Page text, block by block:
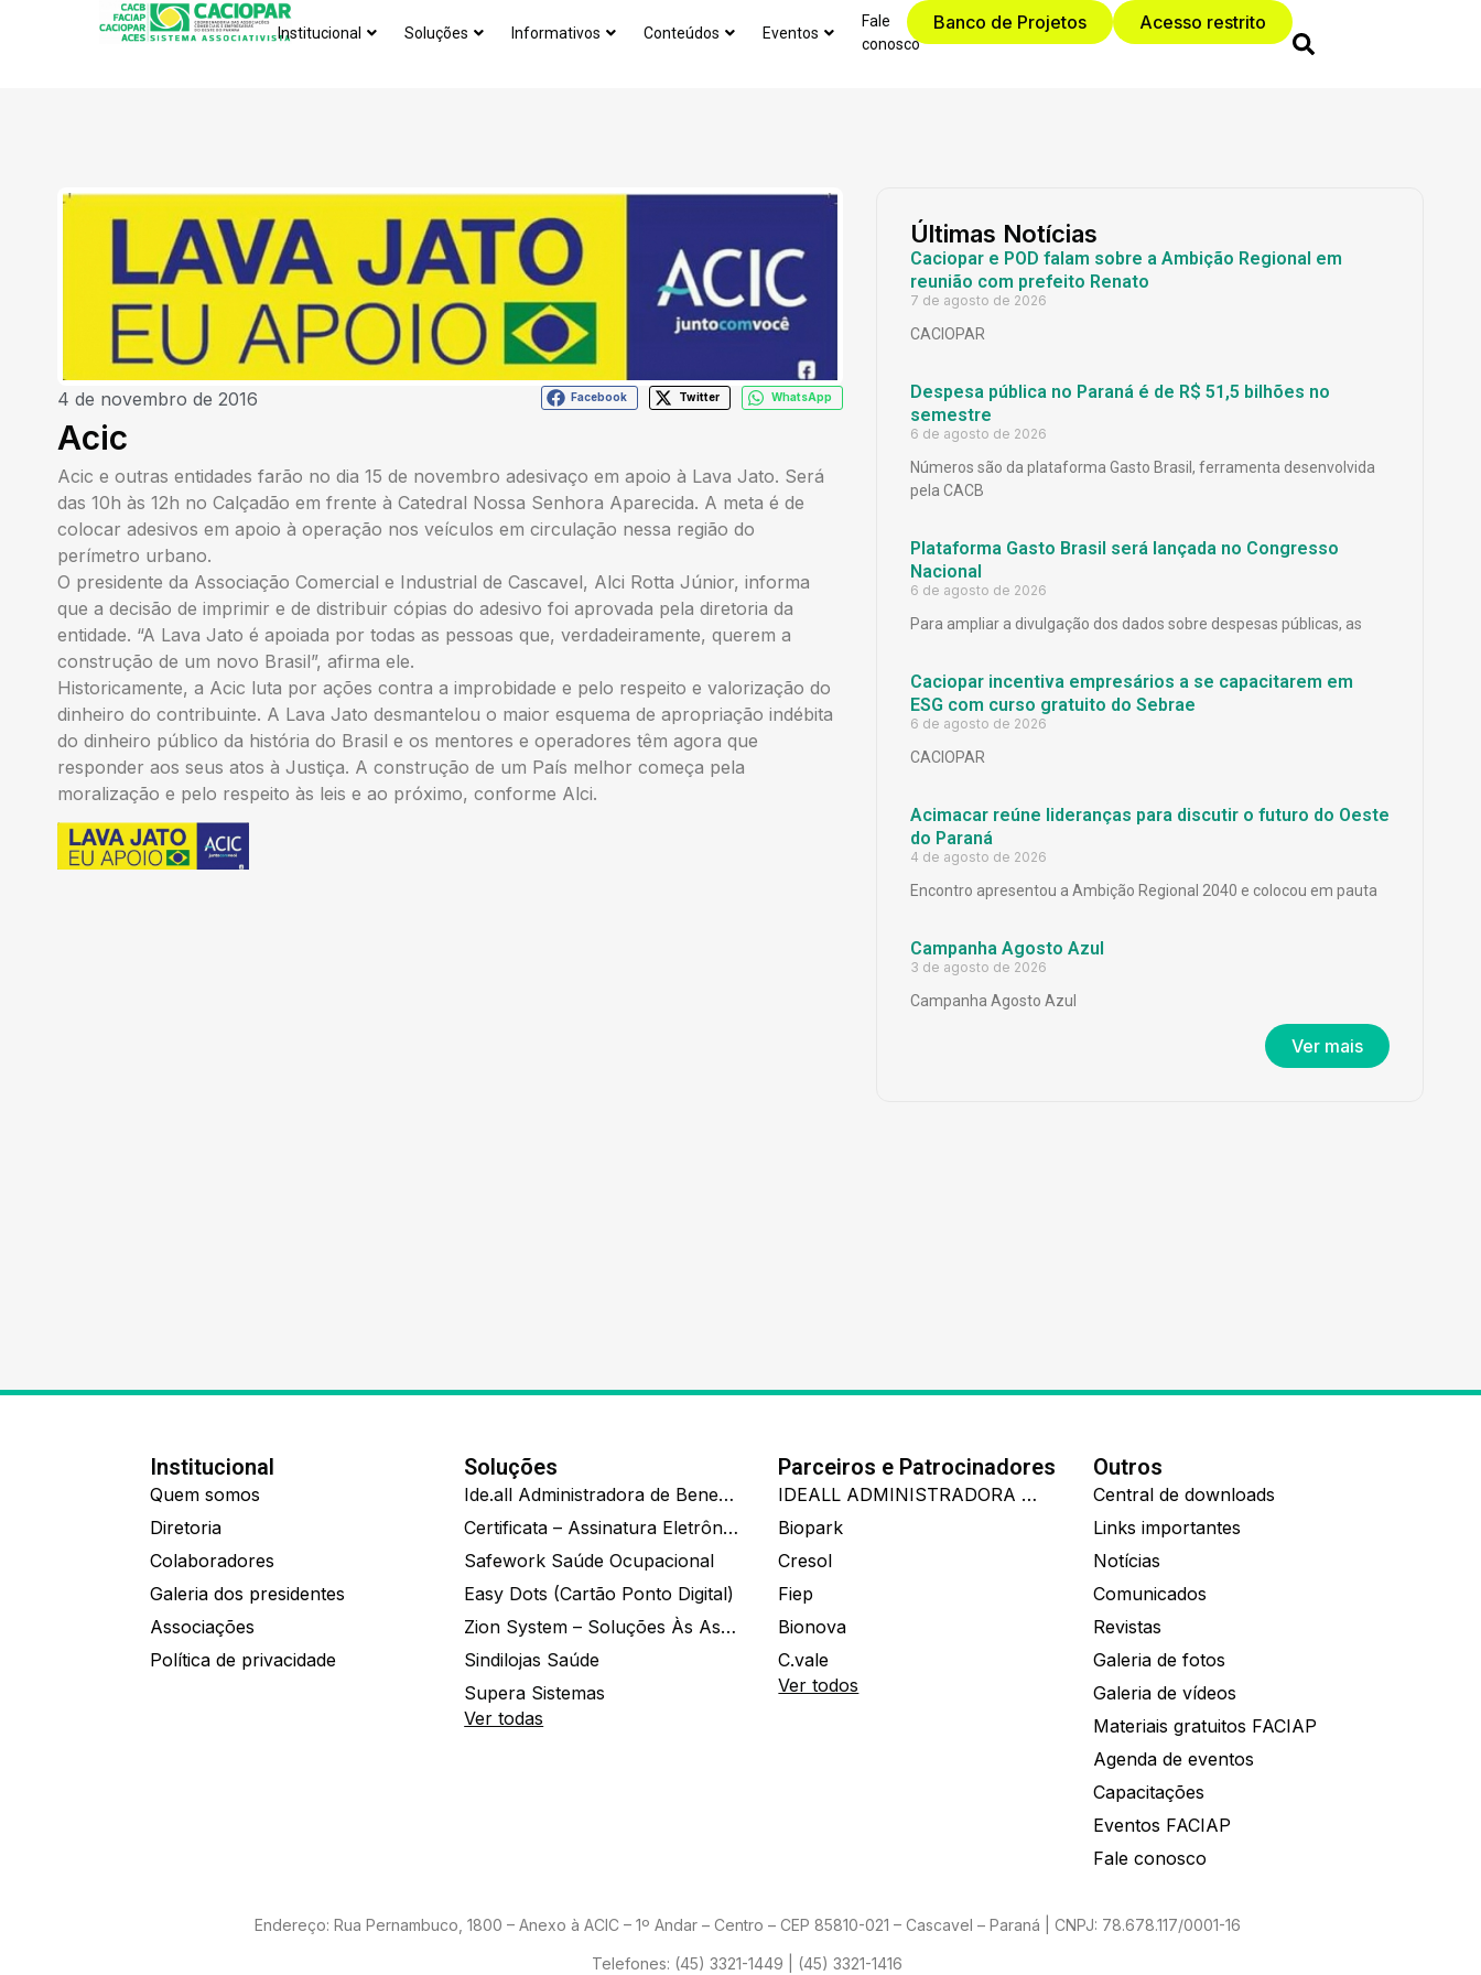
Institucional Soluções Informativos Conteúdos Eventos
Fale
conosco
Banco de Projetos Acesso restrito
4 de novembro de 2016 Facebook Twitter WhatsApp
Acic
Acic e outras entidades farão no dia 15 de novembro adesivaço em apoio à Lava Jato. Será
das 10h às 12h no Calçadão em frente à Catedral Nossa Senhora Aparecida. A meta é de
colocar adesivos em apoio à operação nos veículos em circulação nessa região do
perímetro urbano.
O presidente da Associação Comercial e Industrial de Cascavel, Alci Rotta Júnior, informa
que a decisão de imprimir e de distribuir cópias do adesivo foi aprovada pela diretoria da
entidade. “A Lava Jato é apoiada por todas as pessoas que, verdadeiramente, querem a
construção de um novo Brasil”, afirma ele.
Historicamente, a Acic luta por ações contra a improbidade e pelo respeito e valorização do
dinheiro do contribuinte. A Lava Jato desmantelou o maior esquema de apropriação indébita
do dinheiro público da história do Brasil e os mentores e operadores têm agora que
responder aos seus atos à Justiça. A construção de um País melhor começa pela
moralização e pelo respeito às leis e ao próximo, conforme Alci.
Últimas Notícias
Caciopar e POD falam sobre a Ambição Regional em
reunião com prefeito Renato
7 de agosto de 2026
CACIOPAR
Despesa pública no Paraná é de R$ 51,5 bilhões no
semestre
6 de agosto de 2026
Números são da plataforma Gasto Brasil, ferramenta desenvolvida
pela CACB
Plataforma Gasto Brasil será lançada no Congresso
Nacional
6 de agosto de 2026
Para ampliar a divulgação dos dados sobre despesas públicas, as
Caciopar incentiva empresários a se capacitarem em
ESG com curso gratuito do Sebrae
6 de agosto de 2026
CACIOPAR
Acimacar reúne lideranças para discutir o futuro do Oeste
do Paraná
4 de agosto de 2026
Encontro apresentou a Ambição Regional 2040 e colocou em pauta
Campanha Agosto Azul
3 de agosto de 2026
Campanha Agosto Azul
Ver mais
Institucional
Quem somos
Diretoria
Colaboradores
Galeria dos presidentes
Associações
Política de privacidade
Soluções
Ide.all Administradora de Benefícios
Certificata – Assinatura Eletrônica De Documentos
Safework Saúde Ocupacional
Easy Dots (Cartão Ponto Digital)
Zion System – Soluções Às Associações E Empresas
Sindilojas Saúde
Supera Sistemas
Ver todas
Parceiros e Patrocinadores
IDEALL ADMINISTRADORA DE BENEFÍCIOS
Biopark
Cresol
Fiep
Bionova
C.vale
Ver todos
Outros
Central de downloads
Links importantes
Notícias
Comunicados
Revistas
Galeria de fotos
Galeria de vídeos
Materiais gratuitos FACIAP
Agenda de eventos
Capacitações
Eventos FACIAP
Fale conosco
Endereço: Rua Pernambuco, 1800 – Anexo à ACIC – 1º Andar – Centro – CEP 85810-021 – Cascavel – Paraná | CNPJ: 78.678.117/0001-16
Telefones: (45) 3321-1449 | (45) 3321-1416